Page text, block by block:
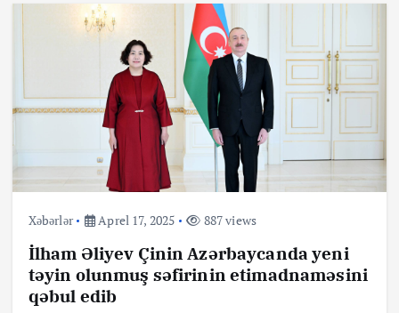
Xəbərlər Aprel 17, 2025 887 views
İlham Əliyev Çinin Azərbaycanda yeni
təyin olunmuş səfirinin etimadnaməsini
qəbul edib